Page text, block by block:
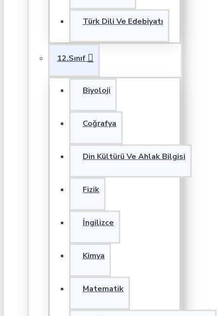
Türk Dili Ve Edebiyatı
12.Sınıf
Biyoloji
Coğrafya
Din Kültürü Ve Ahlak Bilgisi
Fizik
İngilizce
Kimya
Matematik